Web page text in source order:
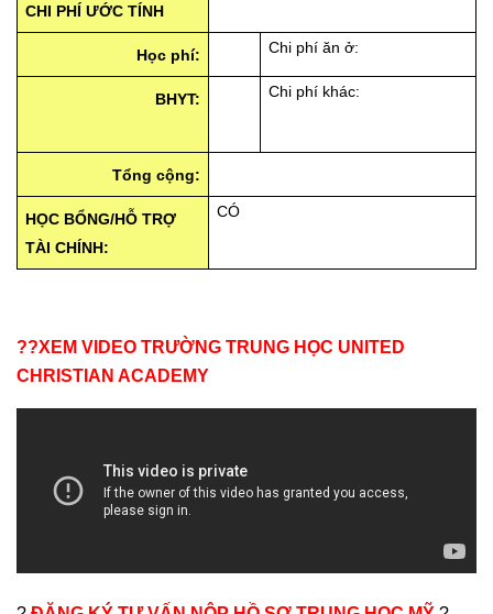
CHI PHÍ ƯỚC TÍNH
Học phí: Chi phí ăn ở:
BHYT: Chi phí khác:
Tổng cộng:
HỌC BỔNG/HỖ TRỢ
TÀI CHÍNH:
CÓ
??XEM VIDEO TRƯỜNG TRUNG HỌC UNITED
CHRISTIAN ACADEMY